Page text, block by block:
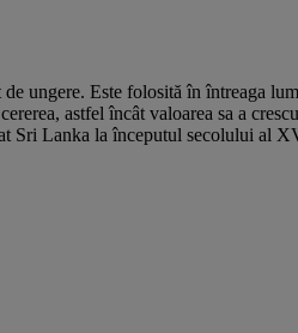
ungere. Este folosită în întreaga
astfel încât valoarea sa a
Sri Lanka la începutul secolului al